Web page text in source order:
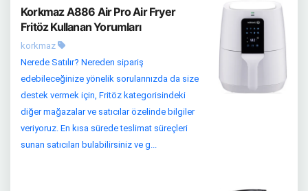
Korkmaz A886 Air Pro Air Fryer
Fritöz Kullanan Yorumları
korkmaz
Nerede Satılır? Nereden sipariş
edebileceğinize yönelik sorularınızda da size
destek vermek için, Fritöz kategorisindeki
diğer mağazalar ve satıcılar özelinde bilgiler
veriyoruz. En kısa sürede teslimat süreçleri
sunan satıcıları bulabilirsiniz ve g...